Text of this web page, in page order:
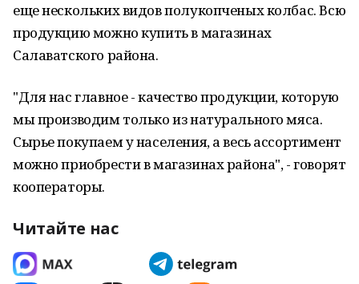
еще нескольких видов полукопченых колбас. Всю
продукцию можно купить в магазинах
Салаватского района.
"Для нас главное - качество продукции, которую
мы производим только из натурального мяса.
Сырье покупаем у населения, а весь ассортимент
можно приобрести в магазинах района", - говорят
кооператоры.
Читайте нас